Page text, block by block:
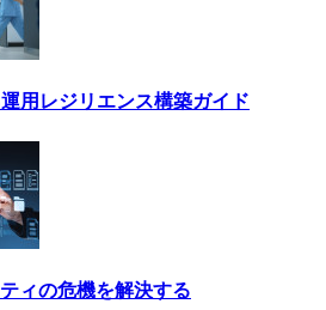
用レジリエンス構築ガイド
ィの危機を解決する